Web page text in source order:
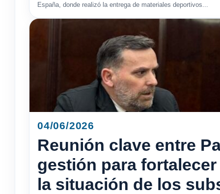
España, donde realizó la entrega de materiales deportivos...
04/06/2026
Reunión clave entre
gestión para
la situación de los